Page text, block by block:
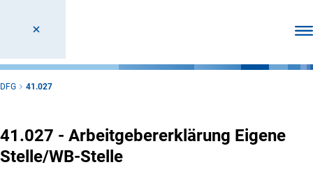
DFG 41.027
41.027 - Arbeitgebererklärung Eigene
Stelle/WB-Stelle